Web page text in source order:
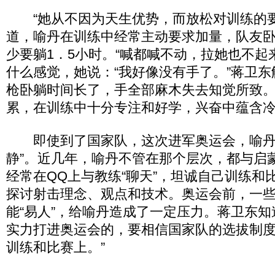
“她从不因为天生优势，而放松对训练的
道，喻丹在训练中经常主动要求加量，队友
少要躺1．5小时。“喊都喊不动，拉她也不起
什么感觉，她说：“我好像没有手了。”蒋卫
枪卧躺时间长了，手全部麻木失去知觉所致
累，在训练中十分专注和好学，兴奋中蕴含
即使到了国家队，这次进军奥运会，喻丹
静”。近几年，喻丹不管在那个层次，都与启
经常在QQ上与教练“聊天”，坦诚自己训练和
探讨射击理念、观点和技术。奥运会前，一
能“易人”，给喻丹造成了一定压力。蒋卫东
实力打进奥运会的，要相信国家队的选拔制
训练和比赛上。”